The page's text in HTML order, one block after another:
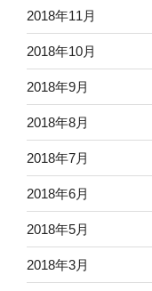
2018年11月
2018年10月
2018年9月
2018年8月
2018年7月
2018年6月
2018年5月
2018年3月